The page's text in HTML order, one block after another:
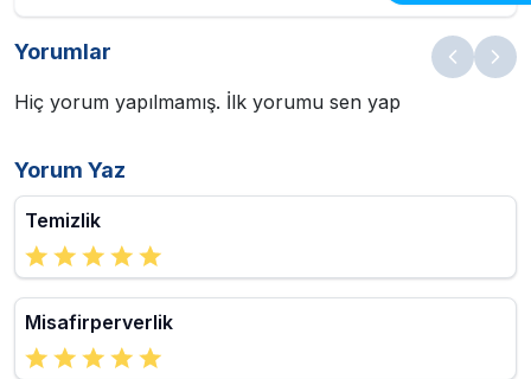
Yorumlar
Hiç yorum yapılmamış. İlk yorumu sen yap
Yorum Yaz
Temizlik
Misafirperverlik